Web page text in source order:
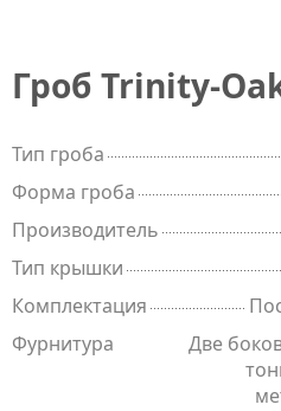
Гроб Trinity-
Тип гроба
Форма гроба
Производитель
Тип крышки
Комплектация
Фурнитура
Две